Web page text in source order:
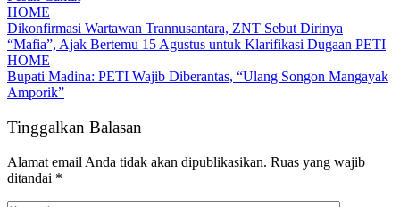
HOME
Dikonfirmasi Wartawan Trannusantara, ZNT Sebut Dirinya
“Mafia”, Ajak Bertemu 15 Agustus untuk Klarifikasi Dugaan PETI
HOME
Bupati Madina: PETI Wajib Diberantas, “Ulang Songon Mangayak
Amporik”
Tinggalkan Balasan
Alamat email Anda tidak akan dipublikasikan. Ruas yang wajib
ditandai *